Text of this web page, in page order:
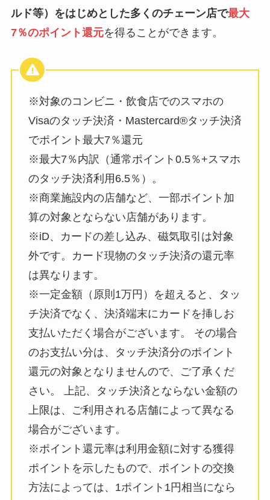
ルド等）をはじめとした多くのチェーン店で最大
7％のポイント還元を得ることができます。
※対象のコンビニ・飲食店でのスマホの
Visaのタッチ決済・Mastercard®️タッチ決済
でポイント最大7％還元
※最大7％内訳（通常ポイント0.5％+スマホ
のタッチ決済利用6.5％）。
※商業施設内の店舗など、一部ポイント加
算の対象とならない店舗があります。
※iD、カードの差し込み、磁気取引は対象
外です。カード現物のタッチ決済の還元率
は異なります。
※一定金額（原則1万円）を超えると、タッ
チ決済でなく、決済端末にカードを挿しお
支払いただく場合がございます。 その場合
のお支払い分は、タッチ決済分のポイント
還元の対象となりませんので、ご了承くだ
さい。 上記、タッチ決済とならない金額の
上限は、ご利用される店舗によって異なる
場合がございます。
※ポイント還元率は利用金額に対する獲得
ポイントを示したもので、ポイントの交換
方法によっては、1ポイント1円相当になら